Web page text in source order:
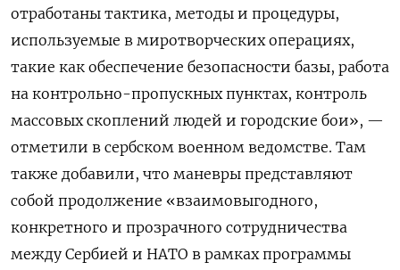
отработаны тактика, методы и процедуры,
используемые в миротворческих операциях,
такие как обеспечение безопасности базы, работа
на контрольно-пропускных пунктах, контроль
массовых скоплений людей и городские бои», —
отметили в сербском военном ведомстве. Там
также добавили, что маневры представляют
собой продолжение «взаимовыгодного,
конкретного и прозрачного сотрудничества
между Сербией и НАТО в рамках программы